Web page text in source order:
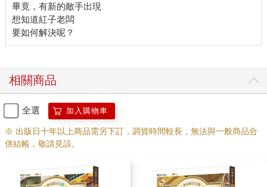
畢竟，有新的敵手出現
想知道紅子老闆
相關商品
全選 加入購物車
※ 出版日十年以上商品需另下訂，調貨時間較長，無法與一般商品合
併結帳，敬請見諒。